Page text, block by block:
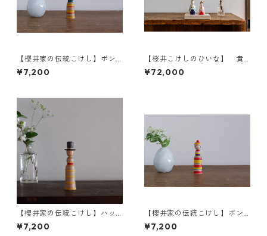
【櫻井家の伝統こけし】ボン
ボンニット帽 8-h〈山桜〉
¥7,200
【桜井こけしのひいな】 貴
心松華〈立雛（裾広）〉こけ
し模様
¥72,000
【櫻井家の伝統こけし】ハッ
ト帽a-8
¥7,200
【櫻井家の伝統こけし】ボン
ボンニット帽 8-a〈イタヤカ
エデ〉
¥7,200